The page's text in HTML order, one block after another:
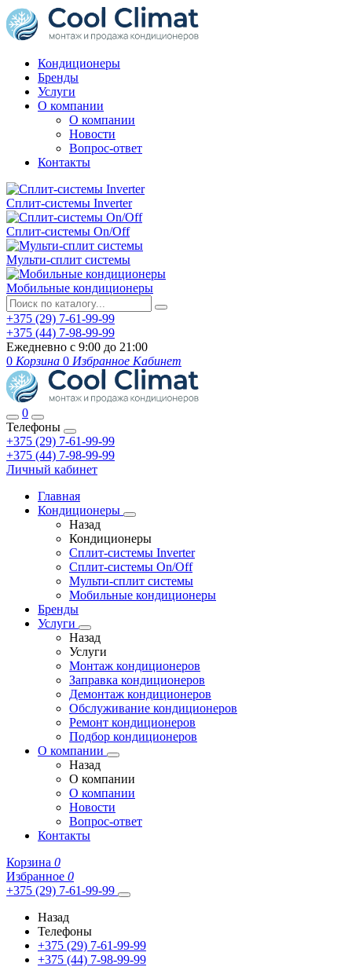
Кондиционеры
Бренды
Услуги
О компании
О компании
Новости
Вопрос-ответ
Контакты
Сплит-системы Inverter
Сплит-системы On/Off
Мульти-сплит системы
Мобильные кондиционеры
+375 (29) 7-61-99-99
+375 (44) 7-98-99-99
Ежедневно с 9:00 до 21:00
0 Корзина 0 Избранное Кабинет
0
Телефоны
+375 (29) 7-61-99-99
+375 (44) 7-98-99-99
Личный кабинет
Главная
Кондиционеры
Назад
Кондиционеры
Сплит-системы Inverter
Сплит-системы On/Off
Мульти-сплит системы
Мобильные кондиционеры
Бренды
Услуги
Назад
Услуги
Монтаж кондиционеров
Заправка кондиционеров
Демонтаж кондиционеров
Обслуживание кондиционеров
Ремонт кондиционеров
Подбор кондиционеров
О компании
Назад
О компании
О компании
Новости
Вопрос-ответ
Контакты
Корзина 0
Избранное 0
+375 (29) 7-61-99-99
Назад
Телефоны
+375 (29) 7-61-99-99
+375 (44) 7-98-99-99